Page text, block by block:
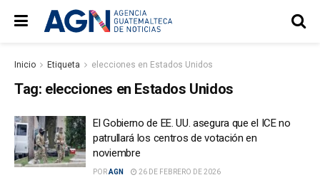
Inicio Etiqueta elecciones en Estados Unidos
Tag: elecciones en Estados Unidos
El Gobierno de EE. UU. asegura que el ICE no
patrullará los centros de votación en
noviembre
PORAGN 26 DE FEBRERO DE 2026